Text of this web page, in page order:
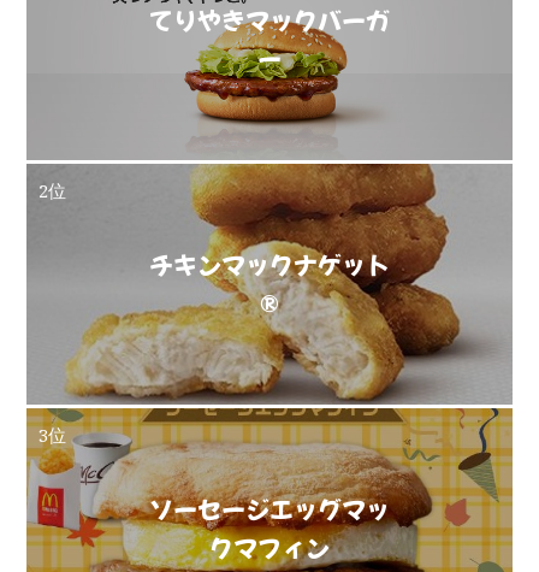
てりやきマックバーガ
ー
2位
チキンマックナゲット
®
3位
ソーセージエッグマッ
クマフィン